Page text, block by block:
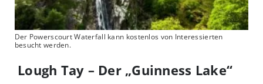
Der Powerscourt Waterfall kann kostenlos von Interessierten
besucht werden.
Lough Tay – Der „Guinness Lake“